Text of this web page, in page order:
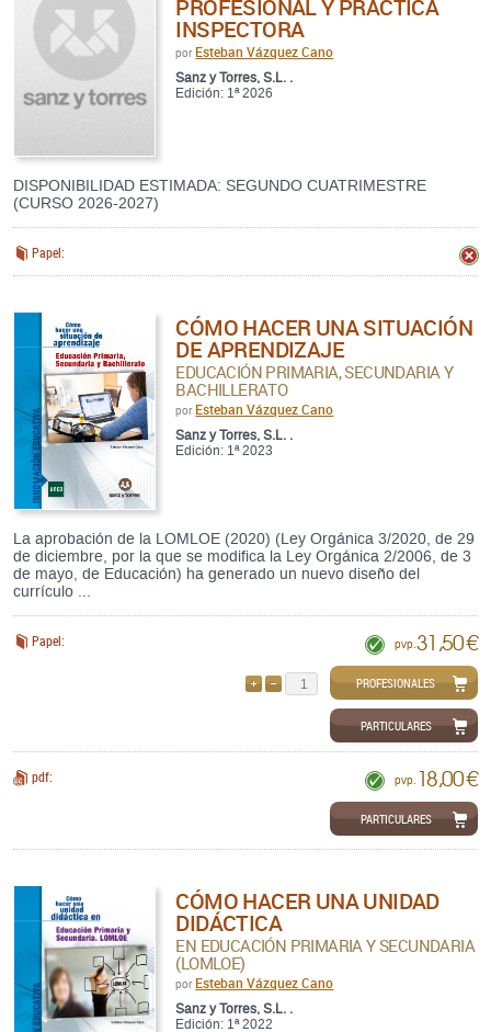
PROFESIONAL Y PRÁCTICA
INSPECTORA
por Esteban Vázquez Cano
Sanz y Torres, S.L. .
Edición: 1ª 2026
DISPONIBILIDAD ESTIMADA: SEGUNDO CUATRIMESTRE
(CURSO 2026-2027)
Papel:
CÓMO HACER UNA SITUACIÓN
DE APRENDIZAJE
EDUCACIÓN PRIMARIA, SECUNDARIA Y
BACHILLERATO
por Esteban Vázquez Cano
Sanz y Torres, S.L. .
Edición: 1ª 2023
La aprobación de la LOMLOE (2020) (Ley Orgánica 3/2020, de 29
de diciembre, por la que se modifica la Ley Orgánica 2/2006, de 3
de mayo, de Educación) ha generado un nuevo diseño del
currículo ...
Papel: pvp. 31,50 €
QUITARPROFESIONALES
PARTICULARES
pdf: pvp. 18,00 €
PARTICULARES
CÓMO HACER UNA UNIDAD
DIDÁCTICA
EN EDUCACIÓN PRIMARIA Y SECUNDARIA
(LOMLOE)
por Esteban Vázquez Cano
Sanz y Torres, S.L. .
Edición: 1ª 2022